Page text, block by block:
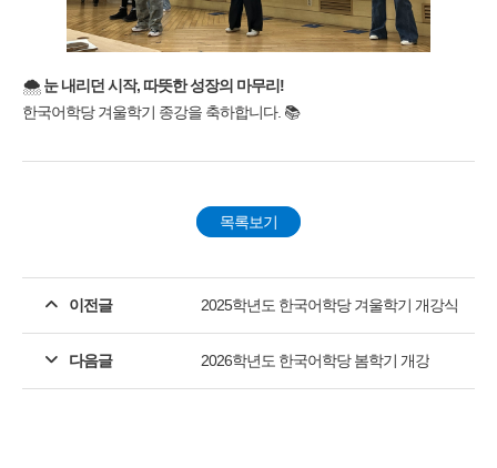
🌨️ 눈 내리던 시작, 따뜻한 성장의 마무리!
한국어학당 겨울학기 종강을 축하합니다. 📚
목록보기
이전글 2025학년도 한국어학당 겨울학기 개강식
다음글 2026학년도 한국어학당 봄학기 개강